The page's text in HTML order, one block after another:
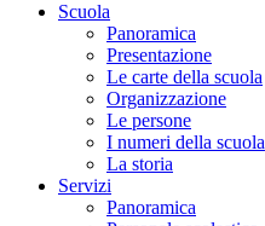
Scuola
Panoramica
Presentazione
Le carte della scuola
Organizzazione
Le persone
I numeri della scuola
La storia
Servizi
Panoramica